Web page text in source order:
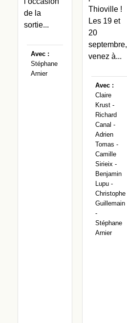
de la
sortie...
Avec :
Stéphane
Arnier
Thioville !
Les 19 et
20
septembre,
venez à...
Avec :
Claire
Krust -
Richard
Canal -
Adrien
Tomas -
Camille
Sirieix -
Benjamin
Lupu -
Christophe
Guillemain
-
Stéphane
Arnier